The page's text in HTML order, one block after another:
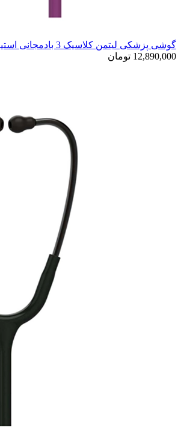
گوشی پزشکی لیتمن کلاسیک 3 بادمجانی استیل 5831
12,890,000 تومان